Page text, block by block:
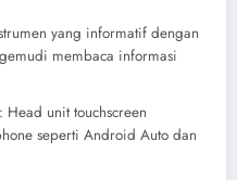
yang informatif dengan
membaca informasi
: Head unit touchscreen
seperti Android Auto dan